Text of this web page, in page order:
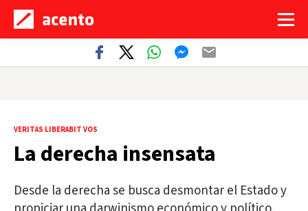
VERITAS LIBERABIT VOS
La derecha insensata
Desde la derecha se busca desmontar el Estado y